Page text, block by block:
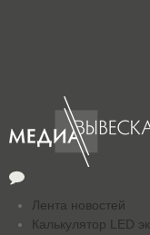
Лента новостей
Калькулятор LED